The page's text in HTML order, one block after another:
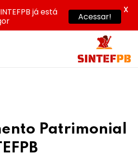
Patrimonial
já está
Acessar!
X